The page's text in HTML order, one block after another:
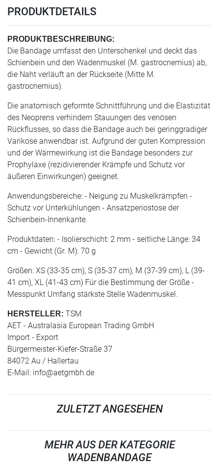
PRODUKTDETAILS
PRODUKTBESCHREIBUNG:
Die Bandage umfasst den Unterschenkel und deckt das
Schienbein und den Wadenmuskel (M. gastrocnemius) ab,
die Naht verläuft an der Rückseite (Mitte M.
gastrocnemius).
Die anatomisch geformte Schnittführung und die Elastizität
des Neoprens verhindern Stauungen des venösen
Rückflusses, so dass die Bandage auch bei geringgradiger
Varikose anwendbar ist. Aufgrund der guten Kompression
und der Wärmewirkung ist die Bandage besonders zur
Prophylaxe (rezidivierender Krämpfe und Schutz vor
äußeren Einwirkungen) geeignet.
Anwendungsbereiche: - Neigung zu Muskelkrämpfen -
Schutz vor Unterkühlungen - Ansatzperiostose der
Schienbein-Innenkante.
Produktdaten: - Isolierschicht: 2 mm - seitliche Länge: 34
cm - Gewicht (Gr. M): 70 g
Größen: XS (33-35 cm), S (35-37 cm), M (37-39 cm), L (39-
41 cm), XL (41-43 cm) Für die Bestimmung der Größe -
Messpunkt Umfang stärkste Stelle Wadenmuskel.
HERSTELLER: TSM
AET - Australasia European Trading GmbH
Import - Export
Bürgermeister-Kiefer-Straße 37
84072 Au / Hallertau
E-Mail: info@aetgmbh.de
ZULETZT ANGESEHEN
MEHR AUS DER KATEGORIE
WADENBANDAGE